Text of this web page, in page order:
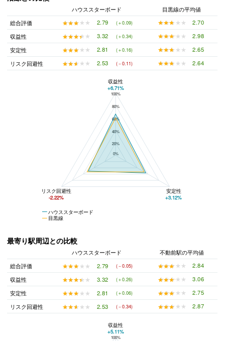
ハウススターボード
目黒線の平均値
総合評価
★★★★★
★★★★★ 2.79 (＋0.09) ★★★★★
★★★★★
2.70
収益性
★★★★★
★★★★★ 3.32 (＋0.34) ★★★★★
★★★★★
2.98
安定性
★★★★★
★★★★★ 2.81 (＋0.16) ★★★★★
★★★★★
2.65
リスク回避性
★★★★★
★★★★★ 2.53 (－0.11) ★★★★★
★★★★★ 2.64
ハウススターボードと目黒線の平均値の総合評価の比較
100%
80%
60%
40%
20%
0%
ハウススターボード
目黒線
収益性
+6.71%
リスク回避性
-2.22%
安定性
+3.12%
最寄り駅周辺との比較
ハウススターボード
不動前駅の平均値
総合評価
★★★★★
★★★★★ 2.79 (－0.05) ★★★★★
★★★★★
2.84
収益性
★★★★★
★★★★★ 3.32 (＋0.26) ★★★★★
★★★★★
3.06
安定性
★★★★★
★★★★★ 2.81 (＋0.06) ★★★★★
★★★★★
2.75
リスク回避性
★★★★★
★★★★★ 2.53 (－0.34) ★★★★★
★★★★★ 2.87
ハウススターボードと不動前駅の平均値の総合評価の比較
100%
収益性
+5.11%